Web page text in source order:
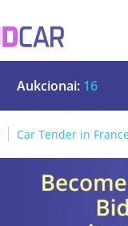
Aukcionai: 16
Car Tender in